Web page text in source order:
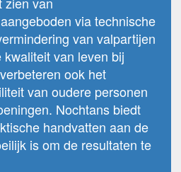
via technische
van valpartijen
van leven bij
ook het
van oudere personen
Nochtans biedt
handvatten aan de
is om de resultaten te